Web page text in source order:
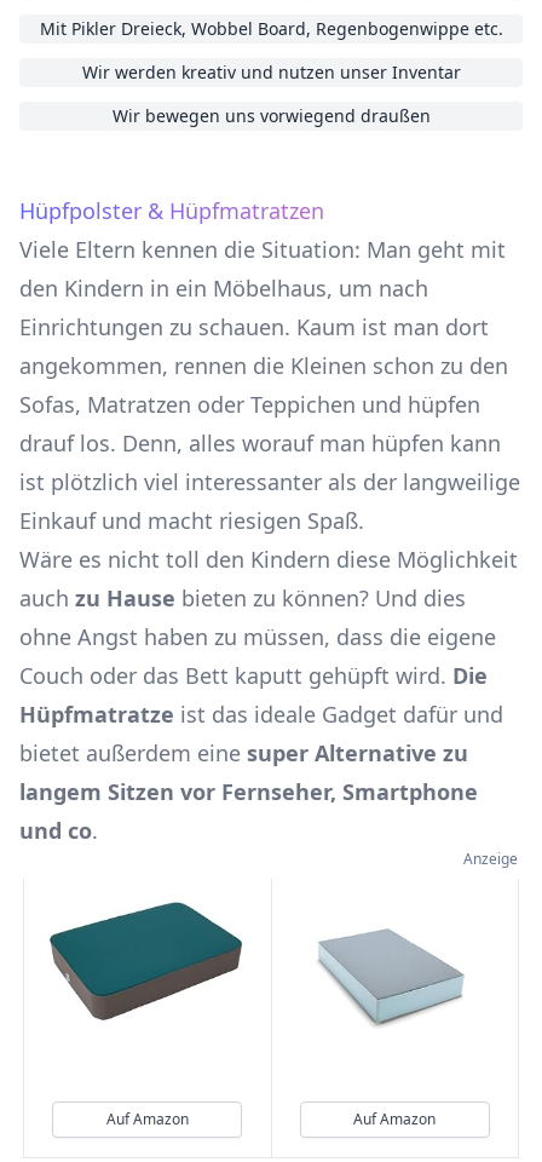
Mit Pikler Dreieck, Wobbel Board, Regenbogenwippe etc.
Wir werden kreativ und nutzen unser Inventar
Wir bewegen uns vorwiegend draußen
Hüpfpolster & Hüpfmatratzen
Viele Eltern kennen die Situation: Man geht mit
den Kindern in ein Möbelhaus, um nach
Einrichtungen zu schauen. Kaum ist man dort
angekommen, rennen die Kleinen schon zu den
Sofas, Matratzen oder Teppichen und hüpfen
drauf los. Denn, alles worauf man hüpfen kann
ist plötzlich viel interessanter als der langweilige
Einkauf und macht riesigen Spaß.
Wäre es nicht toll den Kindern diese Möglichkeit
auch zu Hause bieten zu können? Und dies
ohne Angst haben zu müssen, dass die eigene
Couch oder das Bett kaputt gehüpft wird. Die
Hüpfmatratze ist das ideale Gadget dafür und
bietet außerdem eine super Alternative zu
langem Sitzen vor Fernseher, Smartphone
und co.
Anzeige
Auf Amazon Auf Amazon